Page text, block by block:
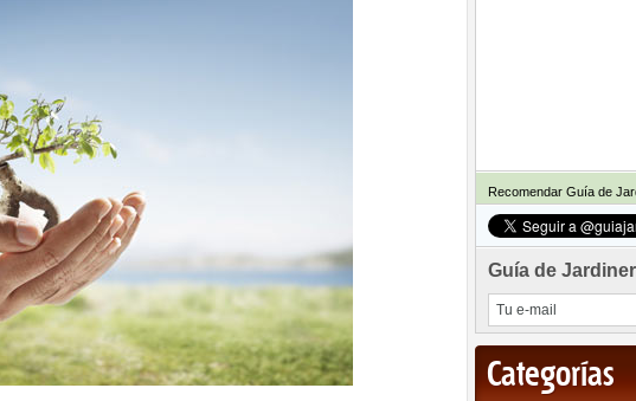
Recomendar Guía de
Guía de
Categorías